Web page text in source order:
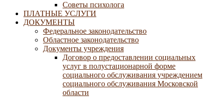
Советы психолога
ПЛАТНЫЕ УСЛУГИ
ДОКУМЕНТЫ
Федеральное законодательство
Областное законодательство
Документы учреждения
Договор о предоставлении социальных
услуг в полустационарной форме
социального обслуживания учреждением
социального обслуживания Московской
области